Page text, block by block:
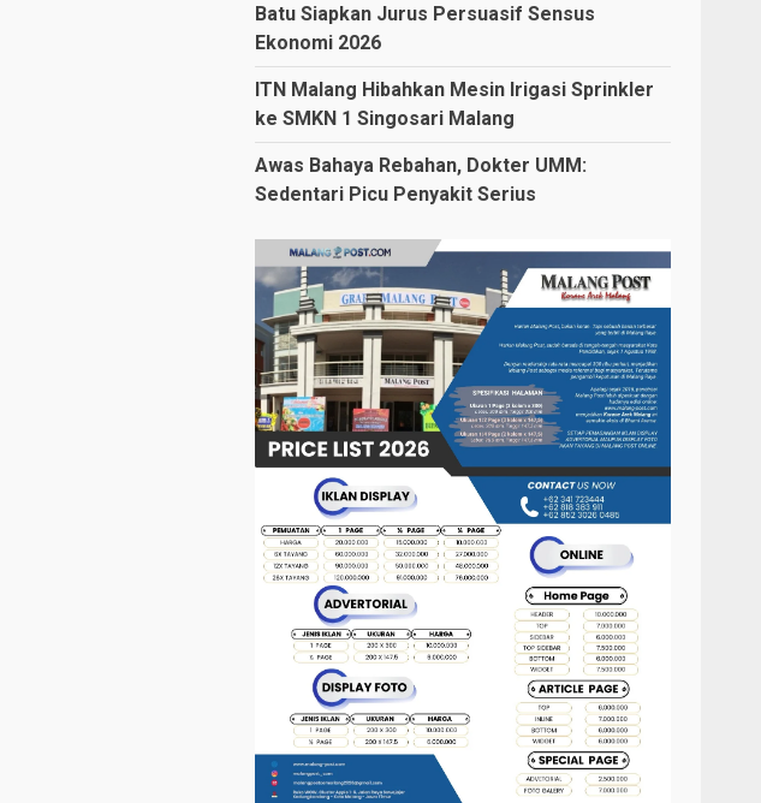
Batu Siapkan Jurus Persuasif Sensus
Ekonomi 2026
ITN Malang Hibahkan Mesin Irigasi Sprinkler
ke SMKN 1 Singosari Malang
Awas Bahaya Rebahan, Dokter UMM:
Sedentari Picu Penyakit Serius